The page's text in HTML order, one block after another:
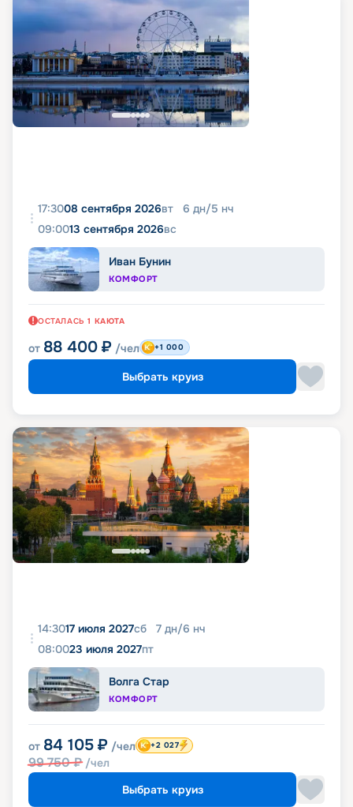
17:3008 сентября 2026вт 6 дн/5 нч
09:0013 сентября 2026вс
Иван Бунин
КОМФОРТ
ОСТАЛАСЬ 1 КАЮТА
от 88 400 ₽ /чел +1 000
Выбрать круиз
14:3017 июля 2027сб 7 дн/6 нч
08:0023 июля 2027пт
Волга Стар
КОМФОРТ
от 84 105 ₽ /чел
99 750₽ /чел
+2 027
Выбрать круиз